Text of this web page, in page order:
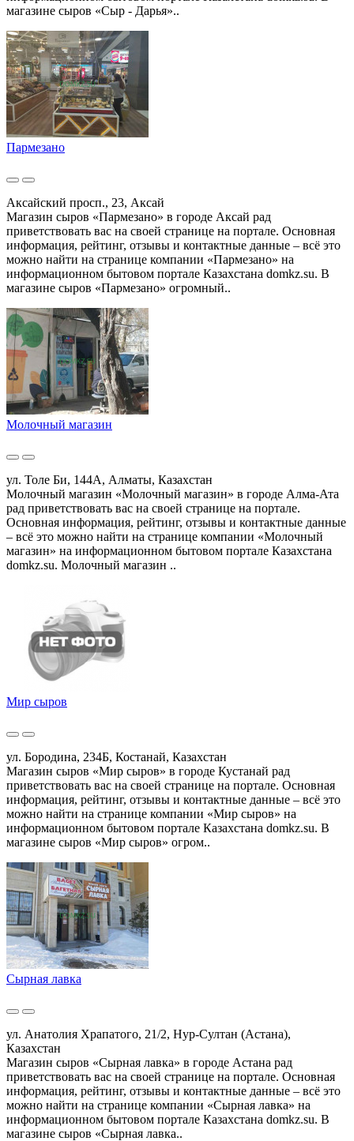
магазине сыров «Сыр - Дарья»..
Пармезано
Аксайский просп., 23, Аксай
Магазин сыров «Пармезано» в городе Аксай рад
приветствовать вас на своей странице на портале. Основная
информация, рейтинг, отзывы и контактные данные – всё это
можно найти на странице компании «Пармезано» на
информационном бытовом портале Казахстана domkz.su. В
магазине сыров «Пармезано» огромный..
Молочный магазин
ул. Толе Би, 144А, Алматы, Казахстан
Молочный магазин «Молочный магазин» в городе Алма-Ата
рад приветствовать вас на своей странице на портале.
Основная информация, рейтинг, отзывы и контактные данные
– всё это можно найти на странице компании «Молочный
магазин» на информационном бытовом портале Казахстана
domkz.su. Молочный магазин ..
Мир сыров
ул. Бородина, 234Б, Костанай, Казахстан
Магазин сыров «Мир сыров» в городе Кустанай рад
приветствовать вас на своей странице на портале. Основная
информация, рейтинг, отзывы и контактные данные – всё это
можно найти на странице компании «Мир сыров» на
информационном бытовом портале Казахстана domkz.su. В
магазине сыров «Мир сыров» огром..
Сырная лавка
ул. Анатолия Храпатого, 21/2, Нур-Султан (Астана),
Казахстан
Магазин сыров «Сырная лавка» в городе Астана рад
приветствовать вас на своей странице на портале. Основная
информация, рейтинг, отзывы и контактные данные – всё это
можно найти на странице компании «Сырная лавка» на
информационном бытовом портале Казахстана domkz.su. В
магазине сыров «Сырная лавка..